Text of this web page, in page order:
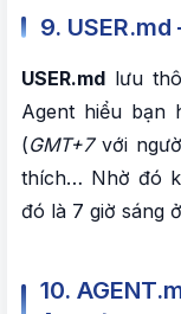
9.
USER.md lưu
Agent hiểu bạn
(GMT+7với
thích… Nhờ đó
đó là 7 giờ sáng
10.